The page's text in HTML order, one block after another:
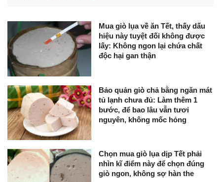
Mua giò lụa về ăn Tết, thấy dấu
hiệu này tuyệt đối không được
lấy: Không ngon lại chứa chất
độc hại gan thận
Bảo quản giò chả bằng ngăn mát
tủ lạnh chưa đủ: Làm thêm 1
bước, để bao lâu vẫn tươi
nguyên, không mốc hỏng
Chọn mua giò lụa dịp Tết phải
nhìn kĩ điểm này để chọn đúng
giò ngon, không sợ hàn the